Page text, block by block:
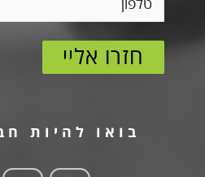
בואו להיות